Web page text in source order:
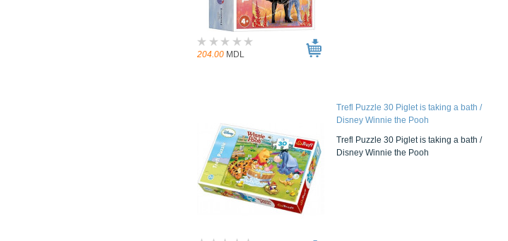
204.00 MDL
Trefl Puzzle 30 Piglet is taking a bath /
Disney Winnie the Pooh
Trefl Puzzle 30 Piglet is taking a bath /
Disney Winnie the Pooh